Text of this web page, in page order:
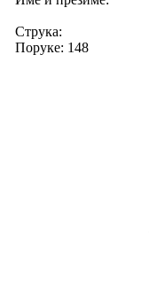
Струка:
Поруке: 148